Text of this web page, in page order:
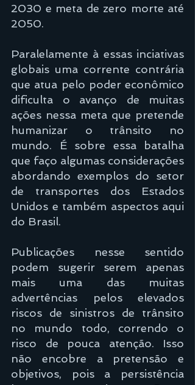
2030 e meta de zero morte até
2050.
Paralelamente à essas inciativas
globais uma corrente contrária
que atua pelo poder econômico
dificulta o avanço de muitas
ações nessa meta que pretende
humanizar o trânsito no
mundo. É sobre essa batalha
que faço algumas considerações
abordando exemplos do setor
de transportes dos Estados
Unidos e também aspectos aqui
do Brasil.
Publicações nesse sentido
podem sugerir serem apenas
mais uma das muitas
advertências pelos elevados
riscos de sinistros de trânsito
no mundo todo, correndo o
risco de pouca atenção. Isso
não encobre a pretensão e
objetivos, pois a persistência